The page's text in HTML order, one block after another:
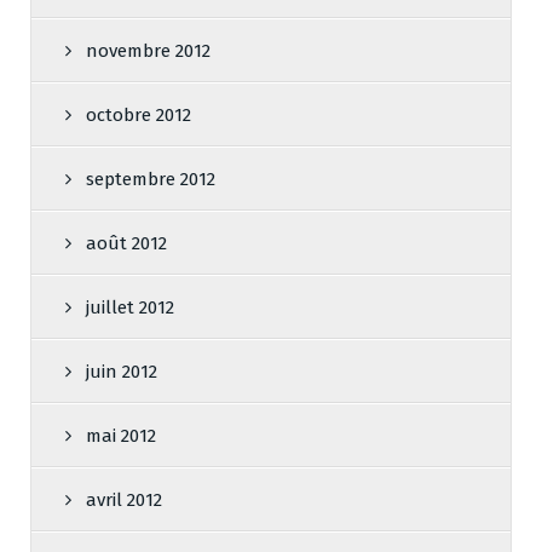
novembre 2012
octobre 2012
septembre 2012
août 2012
juillet 2012
juin 2012
mai 2012
avril 2012